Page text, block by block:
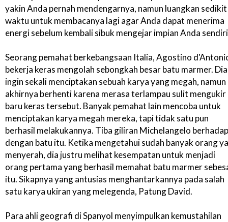
yakin Anda pernah mendengarnya, namun luangkan sedikit
waktu untuk membacanya lagi agar Anda dapat menerima
energi sebelum kembali sibuk mengejar impian Anda
Seorang pemahat berkebangsaan Italia, Agostino
bekerja keras mengolah sebongkah besar batu marmer. Dia
ingin sekali menciptakan sebuah karya yang megah, namun
akhirnya berhenti karena merasa terlampau sulit mengukir
baru keras tersebut. Banyak pemahat lain mencoba untuk
menciptakan karya megah mereka, tapi tidak satu pun
berhasil melakukannya. Tiba giliran Michelangelo
dengan batu itu. Ketika mengetahui sudah banyak orang
menyerah, dia justru melihat kesempatan untuk menjadi
orang pertama yang berhasil memahat batu marmer
itu. Sikapnya yang antusias menghantarkannya pada salah
satu karya ukiran yang melegenda, Patung David.
Para ahli geografi di Spanyol menyimpulkan kemustahilan